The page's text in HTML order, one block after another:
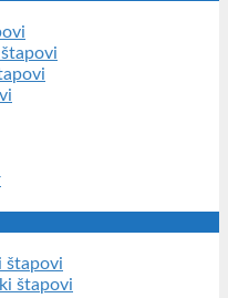
štapovi
štapovi